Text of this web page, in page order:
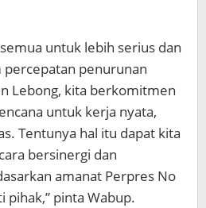
untuk lebih serius dan
penurunan
Lebong, kita berkomitmen
untuk kerja nyata,
Tentunya hal itu dapat kita
bersinergi dan
amanat Perpres No
pinta Wabup.